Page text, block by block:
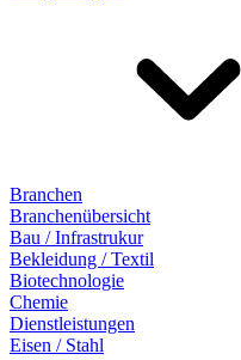
Branchen
Branchenübersicht
Bau / Infrastrukur
Bekleidung / Textil
Biotechnologie
Chemie
Dienstleistungen
Eisen / Stahl